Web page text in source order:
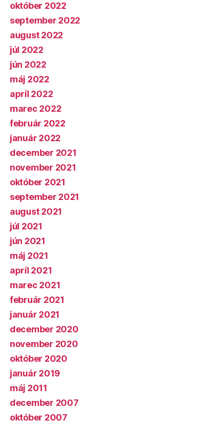
október 2022
september 2022
august 2022
júl 2022
jún 2022
máj 2022
apríl 2022
marec 2022
február 2022
január 2022
december 2021
november 2021
október 2021
september 2021
august 2021
júl 2021
jún 2021
máj 2021
apríl 2021
marec 2021
február 2021
január 2021
december 2020
november 2020
október 2020
január 2019
máj 2011
december 2007
október 2007